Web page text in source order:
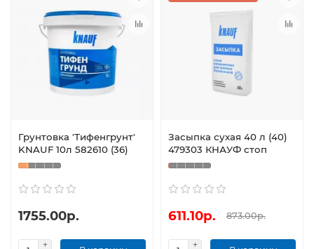
Грунтовка 'Тифенгрунт'
KNAUF 10л 582610 (36)
1755.00р.
Засыпка сухая 40 л (40)
479303 КНАУФ стоп
611.10р. 873.00р.